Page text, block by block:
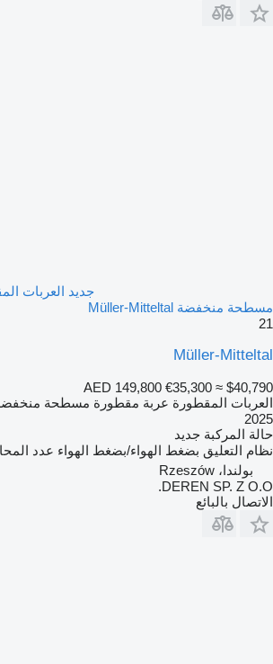
جديد العربات
مسطحة منخفضة Müller-Mitteltal
21
Müller-Mitteltal
AED 149,800 €35,300 ≈ $40,790
العربات المقطورة عربة مقطورة مسطحة
2025
حالة المركبة جديد
نظام التعليق بضغط الهواء/بضغط الهواء عدد
بولندا، Rzeszów
DEREN SP. Z O.O.
الاتصال بالبائع